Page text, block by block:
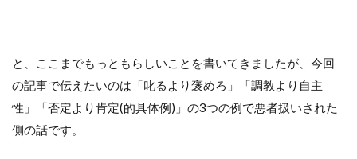
と、ここまでもっともらしいことを書いてきましたが、今回
の記事で伝えたいのは「叱るより褒めろ」「調教より自主
性」「否定より肯定(的具体例)」の3つの例で悪者扱いされた
側の話です。